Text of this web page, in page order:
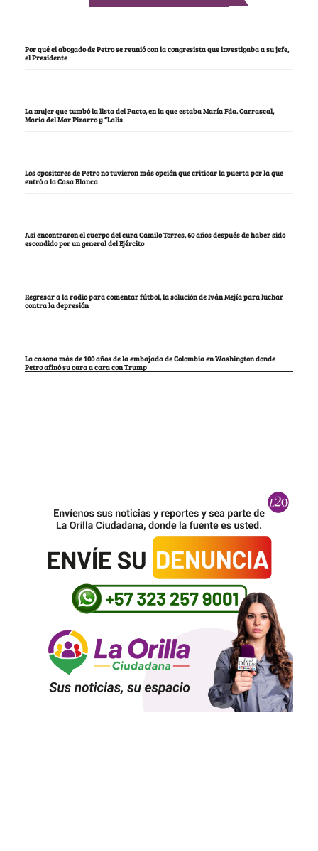
Por qué el abogado de Petro se reunió con la congresista que investigaba a su jefe,
el Presidente
La mujer que tumbó la lista del Pacto, en la que estaba María Fda. Carrascal,
María del Mar Pizarro y “Lalis
Los opositores de Petro no tuvieron más opción que criticar la puerta por la que
entró a la Casa Blanca
Así encontraron el cuerpo del cura Camilo Torres, 60 años después de haber sido
escondido por un general del Ejército
Regresar a la radio para comentar fútbol, la solución de Iván Mejía para luchar
contra la depresión
La casona más de 100 años de la embajada de Colombia en Washington donde
Petro afinó su cara a cara con Trump